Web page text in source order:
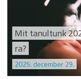
Mit tanultunk
ra?
2025. december 29.